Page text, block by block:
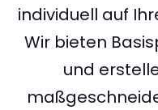
individuell auf
Wir bieten
und